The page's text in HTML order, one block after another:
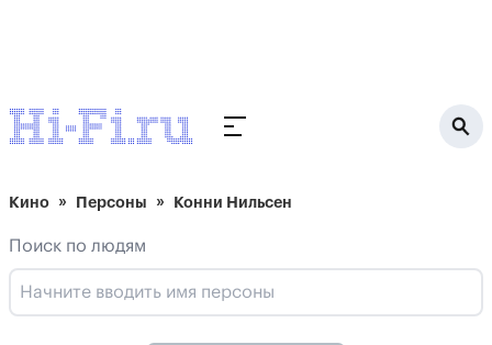
Кино Персоны Конни Нильсен
Поиск по людям